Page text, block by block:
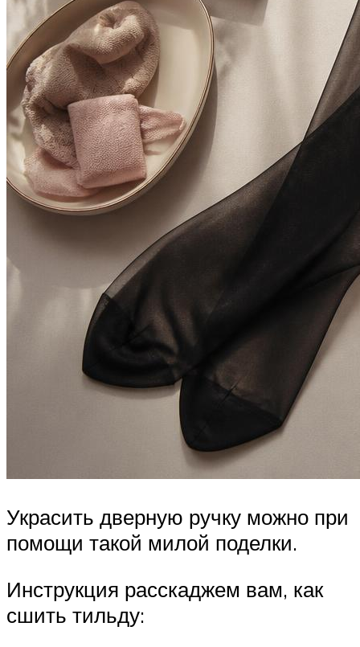
Украсить дверную ручку можно при
помощи такой милой поделки.
Инструкция расскаджем вам, как
сшить тильду: